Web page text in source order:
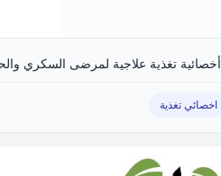
أخصائية تغذية علاجية لمرضى السكري
اخصائي تغذية